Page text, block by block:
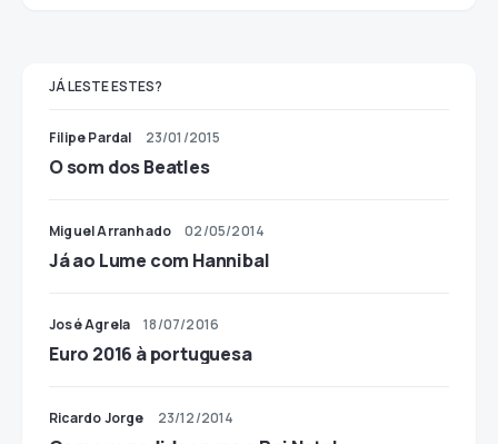
JÁ LESTE ESTES?
Filipe Pardal 23/01/2015
O som dos Beatles
Miguel Arranhado 02/05/2014
Já ao Lume com Hannibal
José Agrela 18/07/2016
Euro 2016 à portuguesa
Ricardo Jorge 23/12/2014